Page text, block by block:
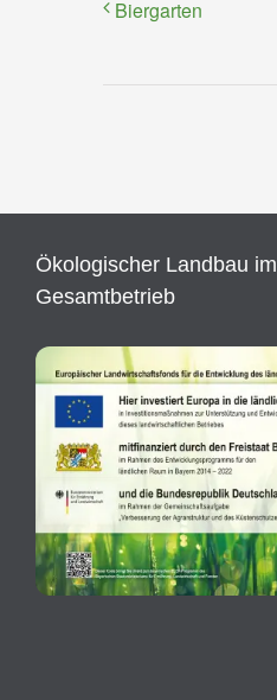
Biergarten
Ökologischer Landbau im
Gesamtbetrieb